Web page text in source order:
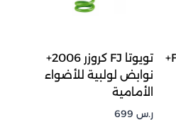
تويوتا FJ CRUISER 2006+
تويوتا FJ كروزر 2006+
نوابض لولبية للأضواء
الأمامية
ر.س